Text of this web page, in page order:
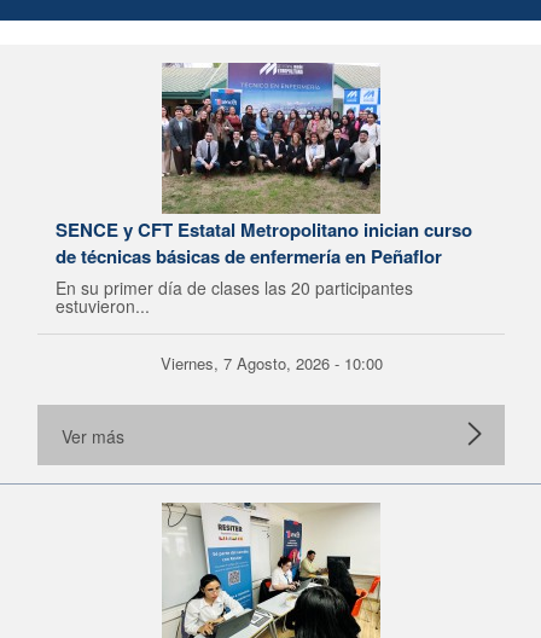
SENCE y CFT Estatal Metropolitano inician curso
de técnicas básicas de enfermería en Peñaflor
En su primer día de clases las 20 participantes
estuvieron...
Viernes, 7 Agosto, 2026 - 10:00
Ver más